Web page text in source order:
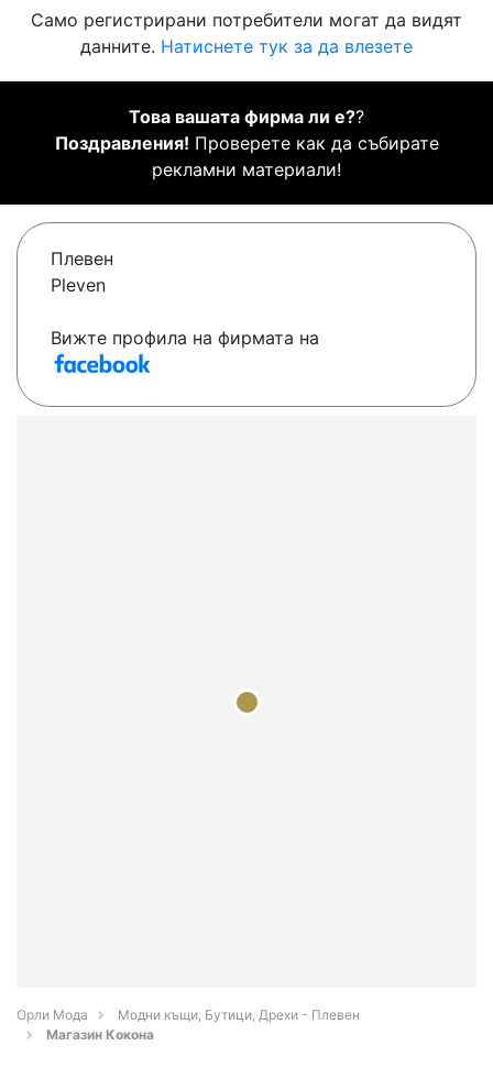
Само регистрирани потребители могат да видят
данните. Натиснете тук за да влезете
Това вашата фирма ли е??
Поздравления! Проверете как да събирате
рекламни материали!
Плевен
Pleven
Вижте профила на фирмата на
Орли Мода
Модни къщи, Бутици, Дрехи - Плевен
Магазин Кокона